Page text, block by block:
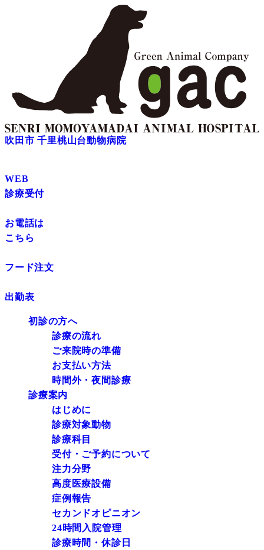
吹田市 千里桃山台動物病院
WEB
診療受付
お電話は
こちら
フード注文
出勤表
初診の方へ
診療の流れ
ご来院時の準備
お支払い方法
時間外・夜間診療
診療案内
はじめに
診療対象動物
診療科目
受付・ご予約について
注力分野
高度医療設備
症例報告
セカンドオピニオン
24時間入院管理
診療時間・休診日